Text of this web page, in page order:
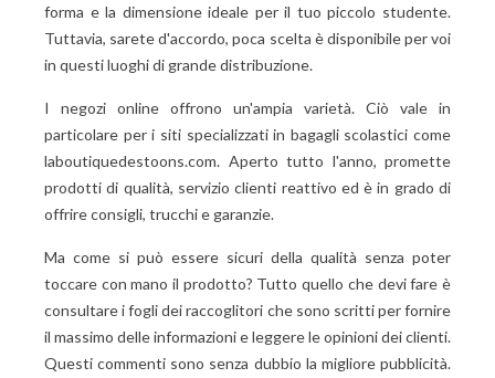
forma e la dimensione ideale per il tuo piccolo studente.
Tuttavia, sarete d'accordo, poca scelta è disponibile per voi
in questi luoghi di grande distribuzione.
I negozi online offrono un'ampia varietà. Ciò vale in
particolare per i siti specializzati in bagagli scolastici come
laboutiquedestoons.com. Aperto tutto l'anno, promette
prodotti di qualità, servizio clienti reattivo ed è in grado di
offrire consigli, trucchi e garanzie.
Ma come si può essere sicuri della qualità senza poter
toccare con mano il prodotto? Tutto quello che devi fare è
consultare i fogli dei raccoglitori che sono scritti per fornire
il massimo delle informazioni e leggere le opinioni dei clienti.
Questi commenti sono senza dubbio la migliore pubblicità.